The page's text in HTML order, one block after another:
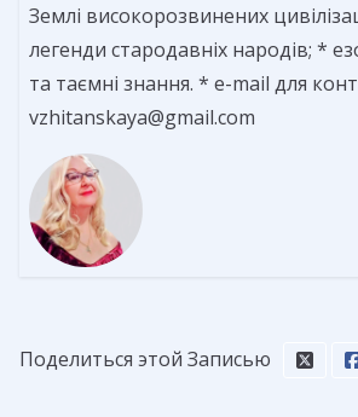
Землі високорозвинених
легенди стародавніх народів; *
та таємні знання. * e-mail для
vzhitanskaya@gmail.com
Поделиться этой Записью